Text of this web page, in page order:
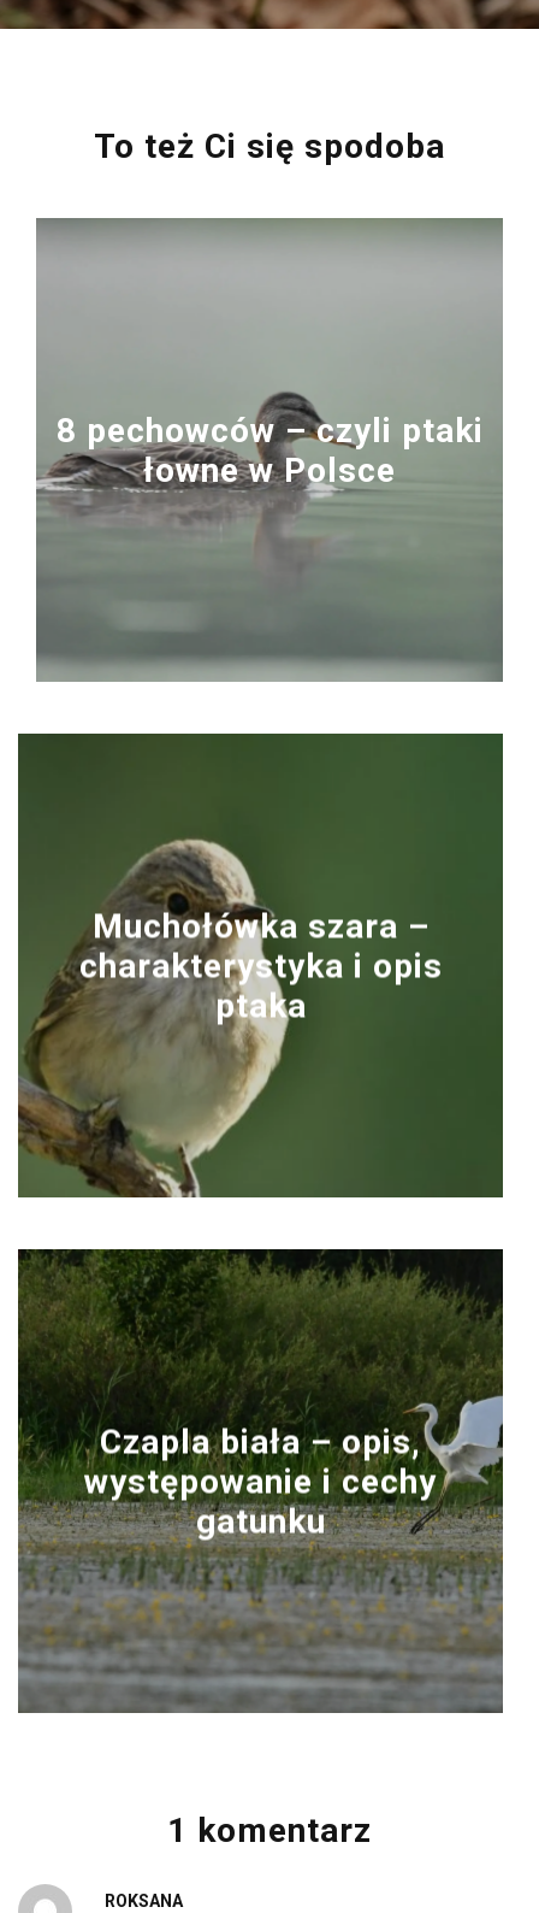
To też Ci się spodoba
8 pechowców – czyli ptaki
łowne w Polsce
Muchołówka szara –
charakterystyka i opis
ptaka
Czapla biała – opis,
występowanie i cechy
gatunku
1 komentarz
ROKSANA